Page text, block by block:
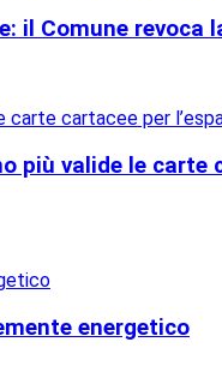
il Comune revoca
più valide le
energetico